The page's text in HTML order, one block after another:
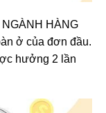
HÀNG
ở của đơn đầu.
hưởng 2 lần